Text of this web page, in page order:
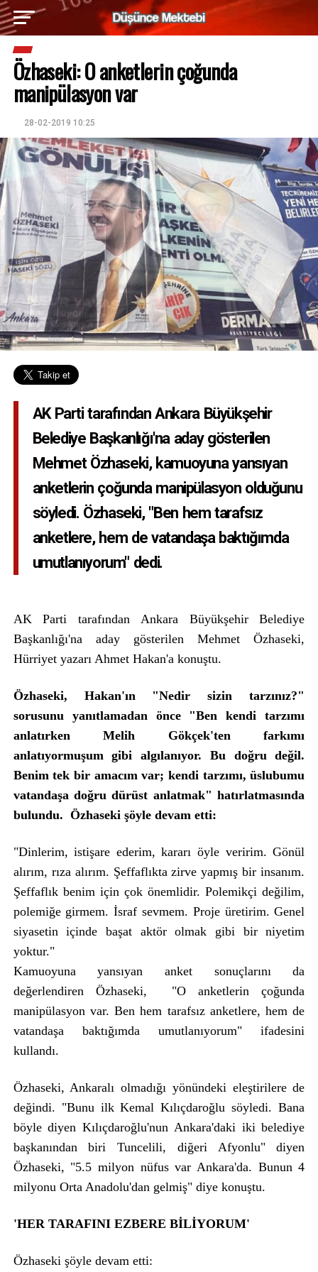
Özhaseki: O anketlerin çoğunda
manipülasyon var
28-02-2019 10:25
AK Parti tarafından Ankara Büyükşehir
Belediye Başkanlığı'na aday gösterilen
Mehmet Özhaseki, kamuoyuna yansıyan
anketlerin çoğunda manipülasyon olduğunu
söyledi. Özhaseki, "Ben hem tarafsız
anketlere, hem de vatandaşa baktığımda
umutlanıyorum" dedi.
AK Parti tarafından Ankara Büyükşehir Belediye
Başkanlığı'na aday gösterilen Mehmet Özhaseki,
Hürriyet yazarı Ahmet Hakan'a konuştu.
Özhaseki, Hakan'ın "Nedir sizin tarzınız?"
sorusunu yanıtlamadan önce "Ben kendi tarzımı
anlatırken Melih Gökçek'ten farkımı
anlatıyormuşum gibi algılanıyor. Bu doğru değil.
Benim tek bir amacım var; kendi tarzımı, üslubumu
vatandaşa doğru dürüst anlatmak" hatırlatmasında
bulundu. Özhaseki şöyle devam etti:
"Dinlerim, istişare ederim, kararı öyle veririm. Gönül
alırım, rıza alırım. Şeffaflıkta zirve yapmış bir insanım.
Şeffaflık benim için çok önemlidir. Polemikçi değilim,
polemiğe girmem. İsraf sevmem. Proje üretirim. Genel
siyasetin içinde başat aktör olmak gibi bir niyetim
yoktur."
Kamuoyuna yansıyan anket sonuçlarını da
değerlendiren Özhaseki, "O anketlerin çoğunda
manipülasyon var. Ben hem tarafsız anketlere, hem de
vatandaşa baktığımda umutlanıyorum" ifadesini
kullandı.
Özhaseki, Ankaralı olmadığı yönündeki eleştirilere de
değindi. "Bunu ilk Kemal Kılıçdaroğlu söyledi. Bana
böyle diyen Kılıçdaroğlu'nun Ankara'daki iki belediye
başkanından biri Tuncelili, diğeri Afyonlu" diyen
Özhaseki, "5.5 milyon nüfus var Ankara'da. Bunun 4
milyonu Orta Anadolu'dan gelmiş" diye konuştu.
'HER TARAFINI EZBERE BİLİYORUM'
Özhaseki şöyle devam etti: